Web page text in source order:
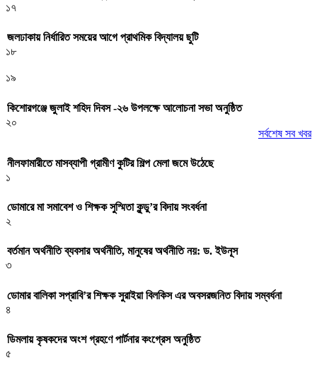
১৭
জলঢাকায় নির্ধারিত সময়ের আগে প্রাথমিক বিদ্যালয় ছুটি
১৮
১৯
কিশোরগঞ্জে জুলাই শহিদ দিবস -২৬ উপলক্ষে আলোচনা সভা অনুষ্ঠিত
২০
সর্বশেষ সব খবর
নীলফামারীতে মাসব্যাপী গ্রামীণ কুটির শিল্প মেলা জমে উঠেছে
১
ডোমারে মা সমাবেশ ও শিক্ষক সুস্মিতা কুন্ডু’র বিদায় সংবর্ধনা
২
বর্তমান অর্থনীতি ব্যবসার অর্থনীতি, মানুষের অর্থনীতি নয়: ড. ইউনূস
৩
ডোমার বালিকা সপ্রাবি’র শিক্ষক সুরাইয়া বিলকিস এর অবসরজনিত বিদায় সম্বর্ধনা
৪
ডিমলায় কৃষকদের অংশ গ্রহণে পার্টনার কংগ্রেস অনুষ্ঠিত
৫